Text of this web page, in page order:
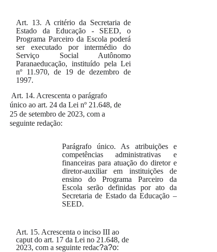
Art. 13. A critério da Secretaria de
Estado da Educação - SEED, o
Programa Parceiro da Escola poderá
ser executado por intermédio do
Serviço Social Autônomo
Paranaeducação, instituído pela Lei
nº 11.970, de 19 de dezembro de
1997.
Art. 14. Acrescenta o parágrafo
único ao art. 24 da Lei nº 21.648, de
25 de setembro de 2023, com a
seguinte redação:
Parágrafo único. As atribuições e
competências administrativas e
financeiras para atuação do diretor e
diretor-auxiliar em instituições de
ensino do Programa Parceiro da
Escola serão definidas por ato da
Secretaria de Estado da Educação –
SEED.
Art. 15. Acrescenta o inciso III ao
caput do art. 17 da Lei no 21.648, de
2023, com a seguinte redac?a?o: